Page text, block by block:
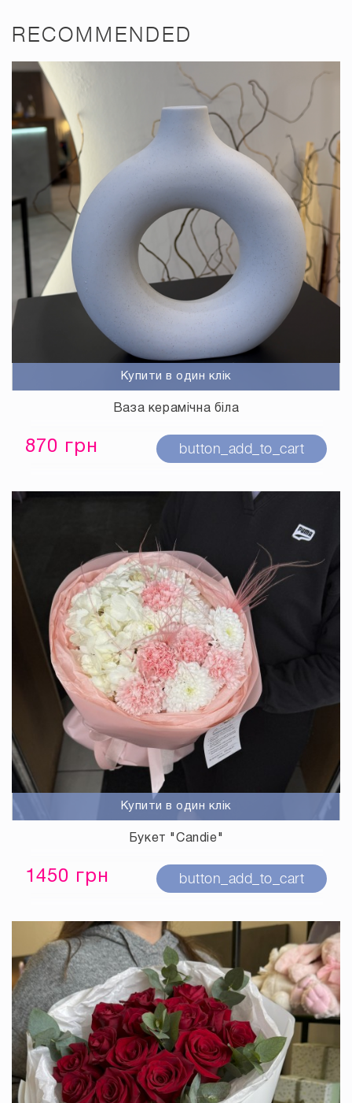
RECOMMENDED
Купити в один клік
Ваза керамічна біла
870 грн button_add_to_cart
Купити в один клік
Букет "Candie"
1450 грн button_add_to_cart